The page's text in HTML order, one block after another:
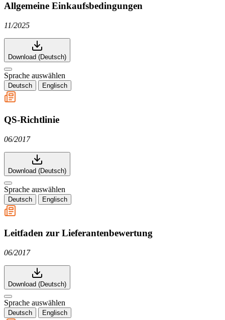
Allgemeine Einkaufsbedingungen
11/2025
Download (Deutsch)
Sprache auswählen
Deutsch Englisch
QS-Richtlinie
06/2017
Download (Deutsch)
Sprache auswählen
Deutsch Englisch
Leitfaden zur Lieferantenbewertung
06/2017
Download (Deutsch)
Sprache auswählen
Deutsch Englisch